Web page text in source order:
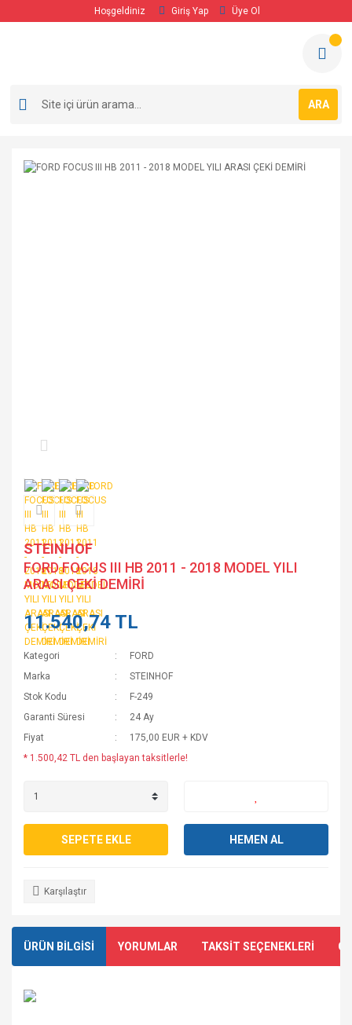
Hoşgeldiniz Giriş Yap Üye Ol
ARA
STEINHOF
FORD FOCUS III HB 2011 - 2018 MODEL YILI
ARASI ÇEKİ DEMİRİ
11.540,74 TL
Kategori
FORD
Marka
STEINHOF
Stok Kodu
F-249
Garanti Süresi
24 Ay
Fiyat
175,00 EUR + KDV
* 1.500,42 TL den başlayan taksitlerle!
SEPETE EKLE HEMEN AL
Karşılaştır
ÜRÜN BİLGİSİ YORUMLAR TAKSİT SEÇENEKLERİ